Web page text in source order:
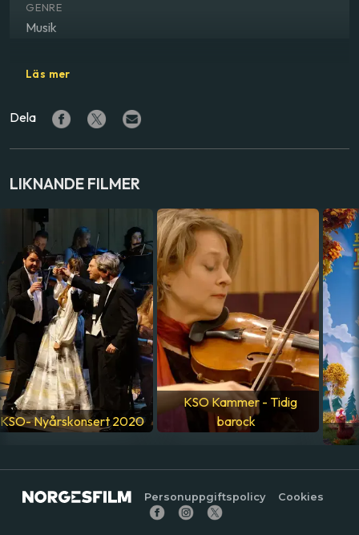
GENRE
Musik
Arve Tellefsen
LAND
Norska
Läs mer
Dela
LIKNANDE FILMER
KSO- Nyårskonsert 2020
KSO Kammer - Tidig
barock
Personuppgiftspolicy Cookies